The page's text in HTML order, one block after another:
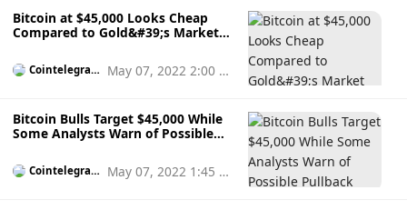
Bitcoin at $45,000 Looks Cheap
Compared to Gold&#39;s Market
Cointelegrap
May 07, 2022 2:00 p
Bitcoin Bulls Target $45,000 While
Some Analysts Warn of Possible
Cointelegrap
May 07, 2022 1:45 p